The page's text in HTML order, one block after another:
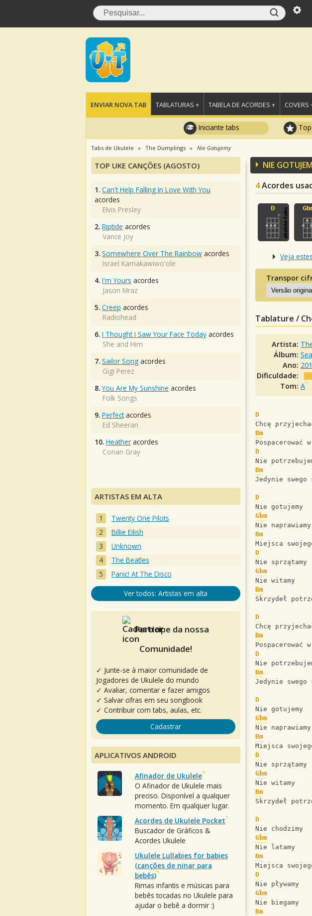
ENVIAR NOVA TAB TABLATURAS + TABELA DE ACORDES + COVERS
Iniciante tabs Top
Tabs de Ukulele The Dumplings Nie Gotujemy
NIE
4Acordes
Veja
Transpor
Tablature /
Artista:
Álbum:
Ano:
Dificuldade:
Tom:A
D
Chcę
Bm
Pospacerować
D
Nie
Bm
Jedynie swego
D
Nie gotujemy
Gbm
Nie naprawiamy
Bm
Miejsca
D
Nie sprzątamy
Gbm
Nie witamy
Bm
Skrzydeł
D
Chcę
Bm
Pospacerować
D
Nie
Bm
Jedynie swego
D
Nie gotujemy
Gbm
Nie naprawiamy
Bm
Miejsca
D
Nie sprzątamy
Gbm
Nie witamy
Bm
Skrzydeł
D
Nie chodzimy
Gbm
Nie latamy
Bm
Miejsca
D
Nie pływamy
Gbm
Nie biegamy
Bm
TOP UKE CANÇÕES (AGOSTO)
1. Can't Help Falling In Love With You
acordes
Elvis Presley
2. Riptide acordes
Vance Joy
3. Somewhere Over The Rainbow acordes
Israel Kamakawiwo'ole
4. I'm Yours acordes
Jason Mraz
5. Creep acordes
Radiohead
6. I Thought I Saw Your Face Today acordes
She and Him
7. Sailor Song acordes
Gigi Perez
8. You Are My Sunshine acordes
Folk Songs
9. Perfectacordes
Ed Sheeran
10. Heather acordes
Conan Gray
ARTISTAS EM ALTA
Twenty One Pilots
Billie Eilish
Unknown
The Beatles
Panic! At The Disco
Ver todos: Artistas em alta
Participe da nossa
Comunidade!
✓ Junte-se à maior comunidade de
Jogadores de Ukulele do mundo
✓ Avaliar, comentar e fazer amigos
✓ Salvar cifras em seu songbook
✓ Contribuir com tabs, aulas, etc.
Cadastrar
APLICATIVOS ANDROID
Afinador de Ukulele
O Afinador de Ukulele mais
preciso. Disponível a qualquer
momento. Em qualquer lugar.
Acordes de Ukulele Pocket
Buscador de Gráficos &
Acordes Ukulele
Ukulele Lullabies for babies
(canções de ninar para
bebês)
Rimas infantis e músicas para
bebês tocadas no Ukulele para
ajudar o bebê a dormir :)